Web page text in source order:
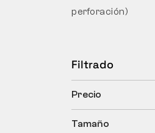
perforación)
Filtrado
Precio
Tamaño